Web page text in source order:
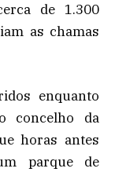
de 1.300
as chamas
enquanto
concelho da
horas antes
parque de